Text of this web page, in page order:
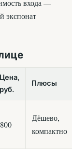
входа —
экспонат
Цена,
руб.
Плюсы
800
Дёшево,
компактно